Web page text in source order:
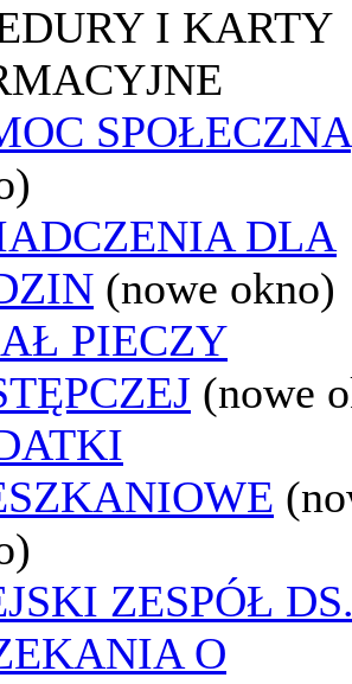
I KARTY
SPOŁECZNA
DLA
(nowe okno)
PIECZY
(nowe
ZESPÓŁ
O